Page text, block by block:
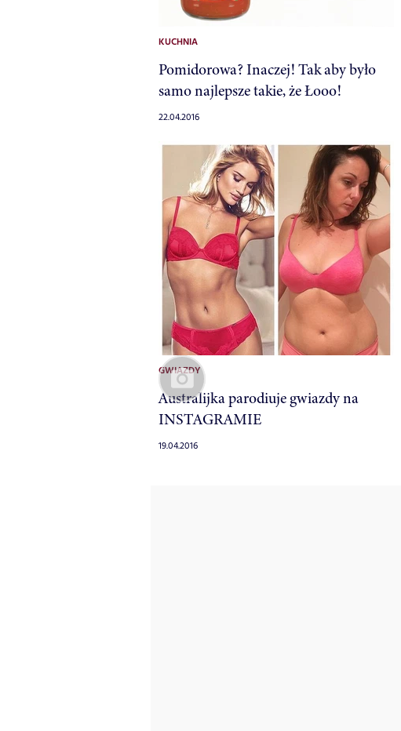
KUCHNIA
Pomidorowa? Inaczej! Tak aby było
samo najlepsze takie, że Łooo!
22.04.2016
GWIAZDY
Australijka parodiuje gwiazdy na
INSTAGRAMIE
19.04.2016